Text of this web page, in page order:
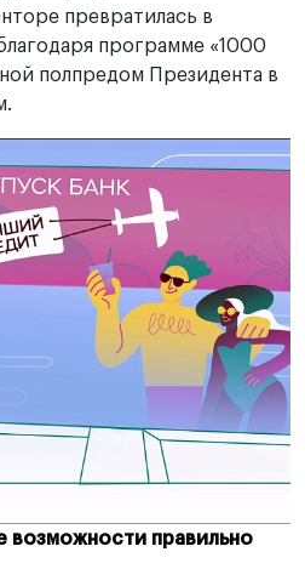
превратилась в
программе «1000
полпредом Президента в
возможности правильно